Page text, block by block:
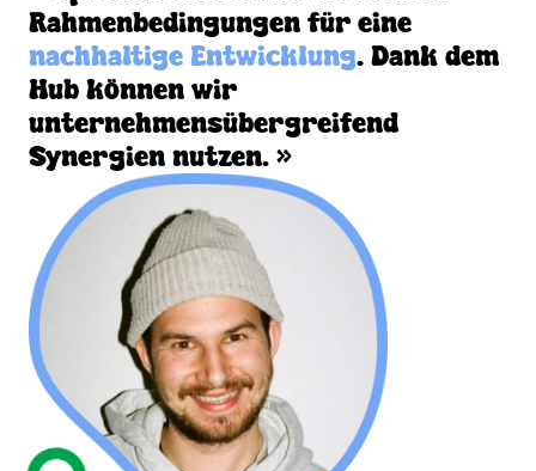
Rahmenbedingungen für eine
nachhaltige Entwicklung. Dank dem
Hub können wir
unternehmensübergreifend
Synergien nutzen. »